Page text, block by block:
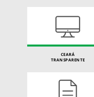
CEARÁ
TRANSPARENTE